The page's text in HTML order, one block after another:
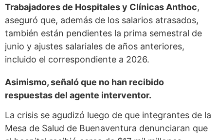
Trabajadores de Hospitales y Clínicas Anthoc,
aseguró que, además de los salarios atrasados,
también están pendientes la prima semestral de
junio y ajustes salariales de años anteriores,
incluido el correspondiente a 2026.
Asimismo, señaló que no han recibido
respuestas del agente interventor.
La crisis se agudizó luego de que integrantes de la
Mesa de Salud de Buenaventura denunciaran que